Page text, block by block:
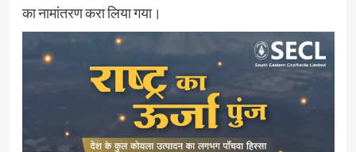
का नामांतरण करा लिया गया।